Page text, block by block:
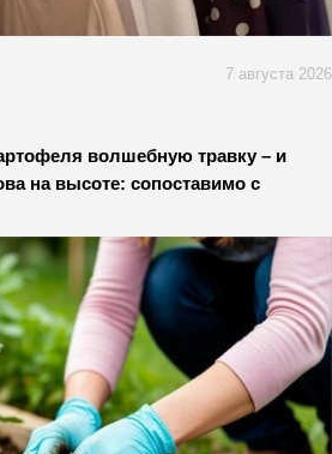
7 августа 2026
волшебную травку – и
на высоте: сопоставимо с